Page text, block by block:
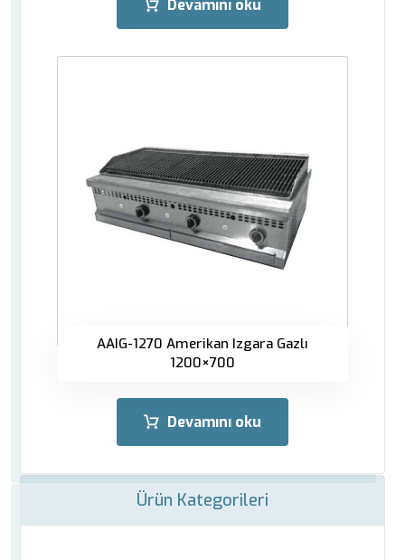
Devamını oku
AAIG-1270 Amerikan Izgara Gazlı
1200×700
Devamını oku
Ürün Kategorileri